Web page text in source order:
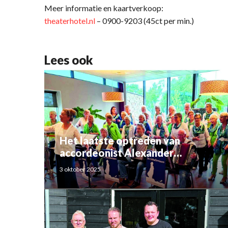
Meer informatie en kaartverkoop:
theaterhotel.nl – 0900-9203 (45ct per min.)
Lees ook
Het laatste optreden van
accordeonist Alexander
Schoemaker
3 oktober 2025